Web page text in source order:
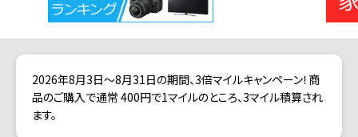
2026年8月3日～8月31日の期間、3倍マイルキャンペーン！商
品のご購入で通常 400円で1マイルのところ、3マイル積算され
ます。